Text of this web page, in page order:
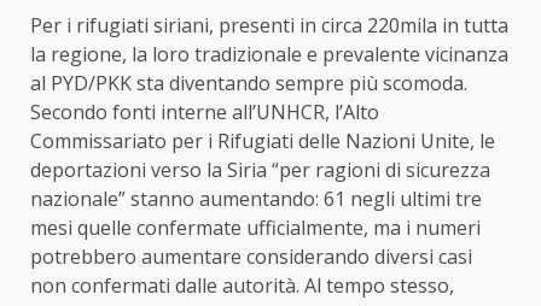
Per i rifugiati siriani, presenti in circa 220mila in tutta
la regione, la loro tradizionale e prevalente vicinanza
al PYD/PKK sta diventando sempre più scomoda.
Secondo fonti interne all’UNHCR, l’Alto
Commissariato per i Rifugiati delle Nazioni Unite, le
deportazioni verso la Siria “per ragioni di sicurezza
nazionale” stanno aumentando: 61 negli ultimi tre
mesi quelle confermate ufficialmente, ma i numeri
potrebbero aumentare considerando diversi casi
non confermati dalle autorità. Al tempo stesso,